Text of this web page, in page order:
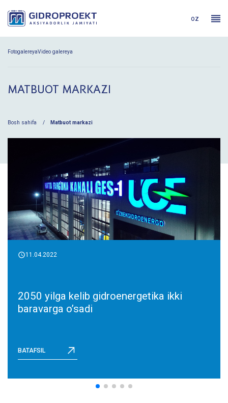
oz
FotogalereyaVideo galereya
MATBUOT MARKAZI
Bosh sahifa Matbuot markazi
11.04.2022
2050 yilga kelib gidroenergetika ikki
baravarga o’sadi
BATAFSIL